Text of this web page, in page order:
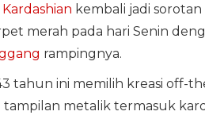
Kardashian kembali jadi sorotan
merah pada hari Senin
rampingnya.
tahun ini memilih kreasi off-
tampilan metalik termasuk